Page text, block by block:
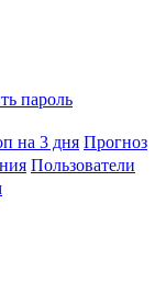
пароль
на 3 дня Прогноз
Пользователи